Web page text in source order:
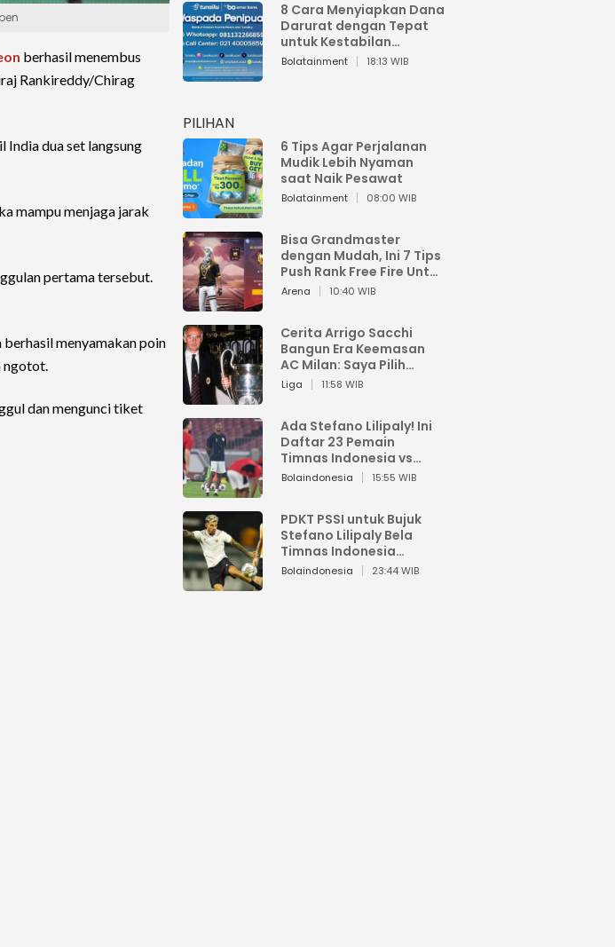
berhasil menembus
Rankireddy/Chirag
India dua set langsung
mampu menjaga jarak
pertama tersebut.
menyamakan poin
ngotot.
dan mengunci tiket
8 Cara Menyiapkan Dana
Darurat dengan Tepat
untuk Kestabilan
Keuangan
Bolatainment 18:13 WIB
PILIHAN
6 Tips Agar Perjalanan
Mudik Lebih Nyaman
saat Naik Pesawat
Bolatainment 08:00 WIB
Bisa Grandmaster
dengan Mudah, Ini 7 Tips
Push Rank Free Fire Untuk
Pemula
Arena 10:40 WIB
Cerita Arrigo Sacchi
Bangun Era Keemasan
AC Milan: Saya Pilih
Pemain dari Isi Otaknya
Liga 11:58 WIB
Ada Stefano Lilipaly! Ini
Daftar 23 Pemain
Timnas Indonesia vs
China
Bolaindonesia 15:55 WIB
PDKT PSSI untuk Bujuk
Stefano Lilipaly Bela
Timnas Indonesia
Berakhir Berantakan
Bolaindonesia 23:44 WIB